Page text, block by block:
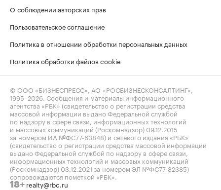
О соблюдении авторских прав
Пользовательское соглашение
Политика в отношении обработки персональных данных
Политика обработки файлов cookie
© ООО «БИЗНЕСПРЕСС», АО «РОСБИЗНЕСКОНСАЛТИНГ»,
1995–2026 . Сообщения и материалы информационного
агентства «РБК» (свидетельство о регистрации средства
массовой информации выдано Федеральной службой
по надзору в сфере связи, информационных технологий
и массовых коммуникаций (Роскомнадзор) 09.12.2015
за номером ИА №ФС77-63848) и сетевого издания «РБК»
(свидетельство о регистрации средства массовой информации
выдано Федеральной службой по надзору в сфере связи,
информационных технологий и массовых коммуникаций
(Роскомнадзор) 03.12.2021 за номером ЭЛ №ФС77-82385)
сопровождаются пометкой «РБК».
18+ realty@rbc.ru